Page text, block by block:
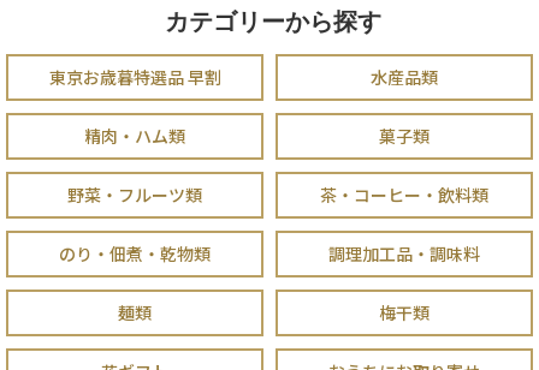
カテゴリーから探す
東京お歳暮特選品 早割 水産品類
精肉・ハム類 菓子類
野菜・フルーツ類 茶・コーヒー・飲料類
のり・佃煮・乾物類 調理加工品・調味料
麺類 梅干類